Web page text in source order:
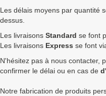
504
720
1008 4,60 €
Les délais moyens par quantité
dessus.
Les livraisons Standard se font
Les livraisons Express se font
N'hésitez pas à nous contacter,
confirmer le délai ou en cas de
Notre fabrication de produits